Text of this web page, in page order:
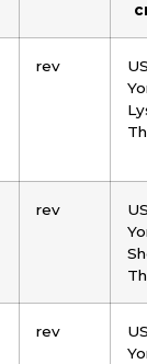
rev
rev
rev